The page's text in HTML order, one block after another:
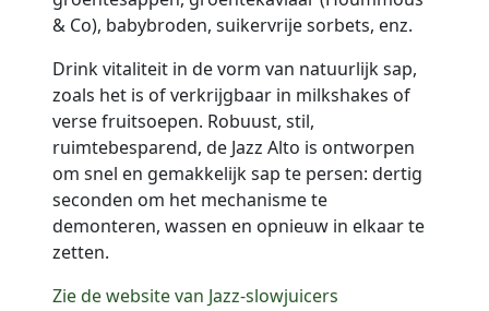
& Co), babybroden, suikervrije sorbets, enz.
Drink vitaliteit in de vorm van natuurlijk sap,
zoals het is of verkrijgbaar in milkshakes of
verse fruitsoepen. Robuust, stil,
ruimtebesparend, de Jazz Alto is ontworpen
om snel en gemakkelijk sap te persen: dertig
seconden om het mechanisme te
demonteren, wassen en opnieuw in elkaar te
zetten.
Zie de website van Jazz-slowjuicers